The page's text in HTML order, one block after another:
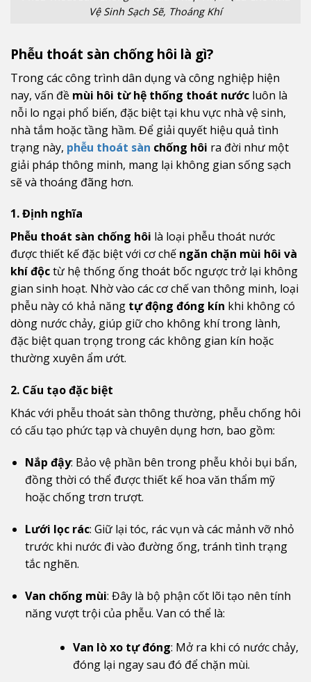
Vệ Sinh Sạch Sẽ, Thoáng Khí
Phễu thoát sàn chống hôi là gì?
Trong các công trình dân dụng và công nghiệp hiện
nay, vấn đề mùi hôi từ hệ thống thoát nước luôn là
nỗi lo ngại phổ biến, đặc biệt tại khu vực nhà vệ sinh,
nhà tắm hoặc tầng hầm. Để giải quyết hiệu quả tình
trạng này, phễu thoát sàn chống hôi ra đời như một
giải pháp thông minh, mang lại không gian sống sạch
sẽ và thoáng đãng hơn.
1. Định nghĩa
Phễu thoát sàn chống hôi là loại phễu thoát nước
được thiết kế đặc biệt với cơ chế ngăn chặn mùi hôi và
khí độctừ hệ thống ống thoát bốc ngược trở lại không
gian sinh hoạt. Nhờ vào các cơ chế van thông minh, loại
phễu này có khả năng tự động đóng kín khi không có
dòng nước chảy, giúp giữ cho không khí trong lành,
đặc biệt quan trọng trong các không gian kín hoặc
thường xuyên ẩm ướt.
2. Cấu tạo đặc biệt
Khác với phễu thoát sàn thông thường, phễu chống hôi
có cấu tạo phức tạp và chuyên dụng hơn, bao gồm:
Nắp đậy: Bảo vệ phần bên trong phễu khỏi bụi bẩn,
đồng thời có thể được thiết kế hoa văn thẩm mỹ
hoặc chống trơn trượt.
Lưới lọc rác: Giữ lại tóc, rác vụn và các mảnh vỡ nhỏ
trước khi nước đi vào đường ống, tránh tình trạng
tắc nghẽn.
Van chống mùi: Đây là bộ phận cốt lõi tạo nên tính
năng vượt trội của phễu. Van có thể là:
Van lò xo tự đóng: Mở ra khi có nước chảy,
đóng lại ngay sau đó để chặn mùi.